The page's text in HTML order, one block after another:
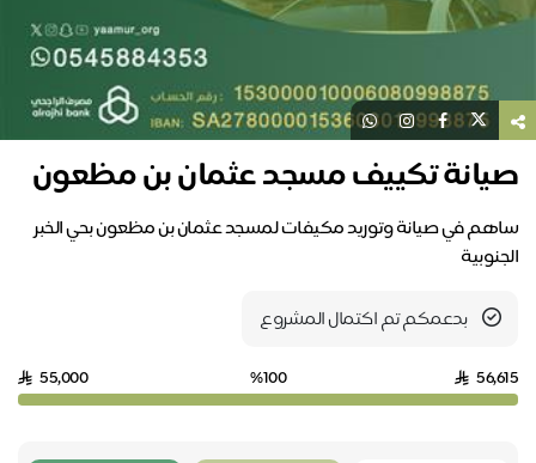
صيانة تكييف مسجد عثمان بن مظعون
ساهم في صيانة وتوريد مكيفات لمسجد عثمان بن مظعون بحي الخبر
الجنوبية
بدعمكم تم اكتمال المشروع
56,615
%100
55,000